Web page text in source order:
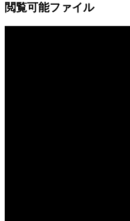
閲覧可能ファイル